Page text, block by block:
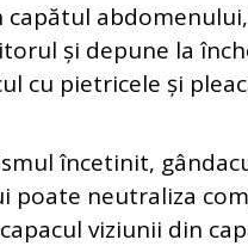
și depune la
cu pietricele și
încetinit,
poate neutraliza
viziunii din